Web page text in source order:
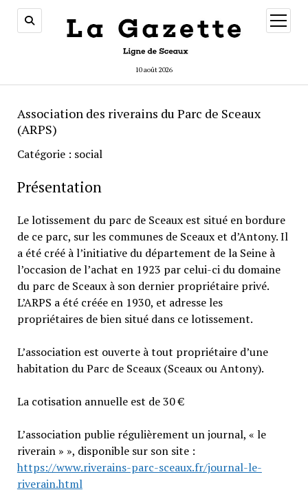
10 août 2026
ouvrir
menu
Association des riverains du Parc de Sceaux
(ARPS)
Catégorie : social
Présentation
Le lotissement du parc de Sceaux est situé en bordure
de ce parc, sur les communes de Sceaux et d’Antony. Il
a été créé à l’initiative du département de la Seine à
l’occasion de l’achat en 1923 par celui-ci du domaine
du parc de Sceaux à son dernier propriétaire privé.
L’ARPS a été créée en 1930, et adresse les
propriétaires de bien situé dans ce lotissement.
L’association est ouverte à tout propriétaire d’une
habitation du Parc de Sceaux (Sceaux ou Antony).
La cotisation annuelle est de 30 €
L’association publie régulièrement un journal, « le
riverain » », disponible sur son site :
https://www.riverains-parc-sceaux.fr/journal-le-
riverain.html